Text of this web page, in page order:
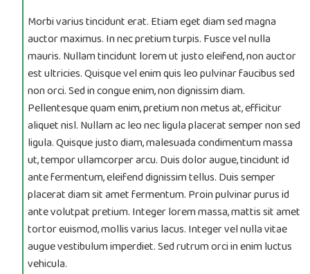
Morbi varius tincidunt erat. Etiam eget diam sed magna
auctor maximus. In nec pretium turpis. Fusce vel nulla
mauris. Nullam tincidunt lorem ut justo eleifend, non auctor
est ultricies. Quisque vel enim quis leo pulvinar faucibus sed
non orci. Sed in congue enim, non dignissim diam.
Pellentesque quam enim, pretium non metus at, efficitur
aliquet nisl. Nullam ac leo nec ligula placerat semper non sed
ligula. Quisque justo diam, malesuada condimentum massa
ut, tempor ullamcorper arcu. Duis dolor augue, tincidunt id
ante fermentum, eleifend dignissim tellus. Duis semper
placerat diam sit amet fermentum. Proin pulvinar purus id
ante volutpat pretium. Integer lorem massa, mattis sit amet
tortor euismod, mollis varius lacus. Integer vel nulla vitae
augue vestibulum imperdiet. Sed rutrum orci in enim luctus
vehicula.